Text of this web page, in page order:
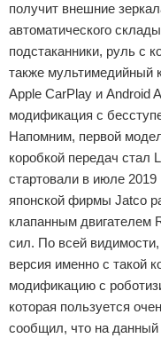
получит внешние
автоматического
подстаканники, руль с
также мультимедийный
Apple CarPlay и Android
модификация с
Напомним, первой
коробкой передач стал
стартовали в июле
японской фирмы Jatco
клапанным двигателем
сил. По всей
версия именно с такой
модификацию с
которая пользуется
сообщил, что на данный